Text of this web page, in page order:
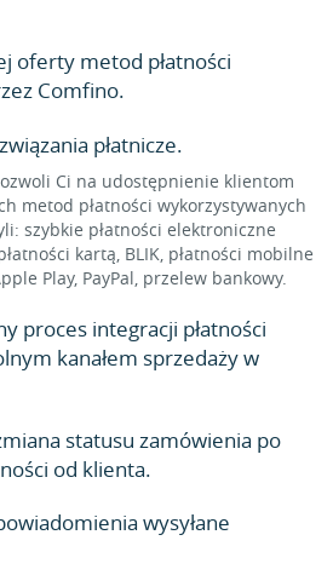
oferty metod płatności
Comfino.
płatnicze.
Ci na udostępnienie klientom
metod płatności wykorzystywanych
szybkie płatności elektroniczne
kartą, BLIK, płatności mobilne
Play, PayPal, przelew bankowy.
proces integracji płatności
kanałem sprzedaży w
statusu zamówienia po
od klienta.
wysyłane